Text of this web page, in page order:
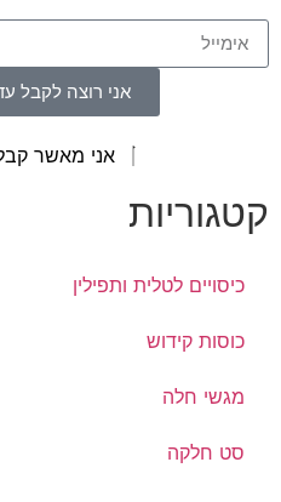
אני רוצה לקבל
אני מאשר
קטגוריות
כיסויים לטלית ותפילין
כוסות קידוש
מגשי חלה
סט חלקה